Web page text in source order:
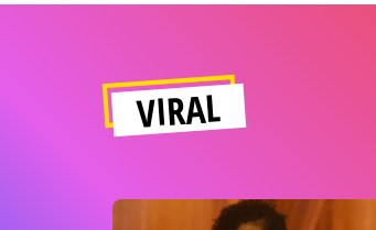
VIRAL